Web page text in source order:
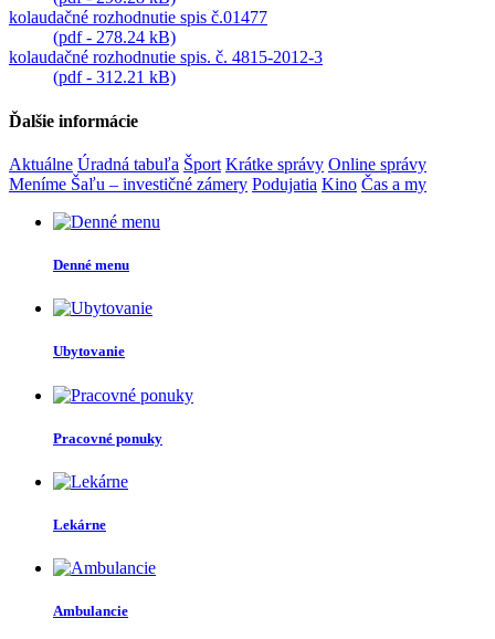
kolaudačné rozhodnutie spis č.01477
(pdf - 278.24 kB)
kolaudačné rozhodnutie spis. č. 4815-2012-3
(pdf - 312.21 kB)
Ďalšie informácie
Aktuálne Úradná tabuľa Šport Krátke správy Online správy
Meníme Šaľu – investičné zámery Podujatia Kino Čas a my
Denné menu
Ubytovanie
Pracovné ponuky
Lekárne
Ambulancie